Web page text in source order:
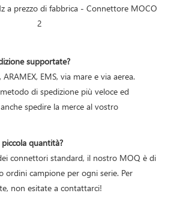
supportate?
ARAMEX, EMS, via mare e via aerea.
di spedizione più veloce ed
spedire la merce al vostro
quantità?
connettori standard, il nostro MOQ è di
ordini campione per ogni serie. Per
non esitate a contattarci!